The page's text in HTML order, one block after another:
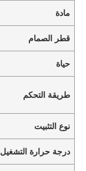
مادة
قطر الصمام
حياة
طريقة التحكم
نوع التثبيت
درجة حرارة التشغيل